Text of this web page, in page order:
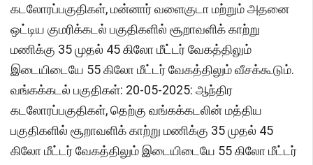
கடலோரப்பகுதிகள், மன்னார் வளைகுடா மற்றும் அதனை
ஒட்டிய குமரிக்கடல் பகுதிகளில் சூறாவளிக் காற்று
மணிக்கு 35 முதல் 45 கிலோ மீட்டர் வேகத்திலும்
இடையிடையே 55 கிலோ மீட்டர் வேகத்திலும் வீசக்கூடும்.
வங்கக்கடல் பகுதிகள்: 20-05-2025: ஆந்திர
கடலோரப்பகுதிகள், தெற்கு வங்கக்கடலின் மத்திய
பகுதிகளில் சூறாவளிக் காற்று மணிக்கு 35 முதல் 45
கிலோ மீட்டர் வேகத்திலும் இடையிடையே 55 கிலோ மீட்டர்